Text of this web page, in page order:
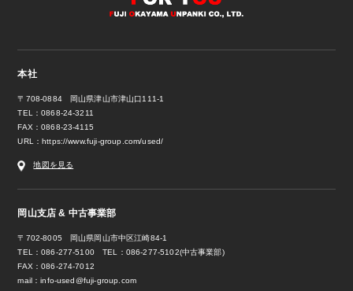
本社
〒708-0884 岡山県津山市津山口111-1
TEL：0868-24-3211
FAX：0868-23-4115
URL：https://www.fuji-group.com/used/
地図を見る
岡山支店 & 中古事業部
〒702-8005 岡山県岡山市中区江崎84-1
TEL：086-277-5100 TEL：086-277-5102(中古事業部)
FAX：086-274-7012
mail：info-used@fuji-group.com